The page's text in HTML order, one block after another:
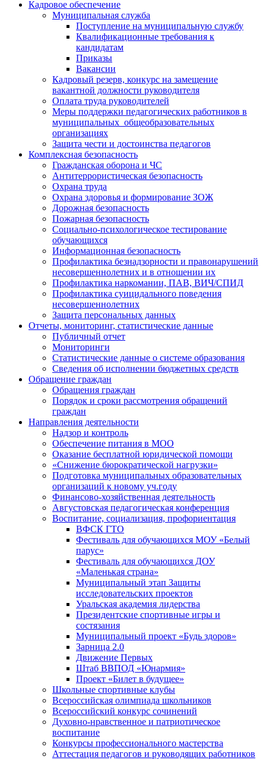
Кадровое обеспечение
Муниципальная служба
Поступление на муниципальную службу
Квалификационные требования к
кандидатам
Приказы
Вакансии
Кадровый резерв, конкурс на замещение
вакантной должности руководителя
Оплата труда руководителей
Меры поддержки педагогических работников в
муниципальных общеобразовательных
организациях
Защита чести и достоинства педагогов
Комплексная безопасность
Гражданская оборона и ЧС
Антитеррористическая безопасность
Охрана труда
Охрана здоровья и формирование ЗОЖ
Дорожная безопасность
Пожарная безопасность
Социально-психологическое тестирование
обучающихся
Информационная безопасность
Профилактика безнадзорности и правонарушений
несовершеннолетних и в отношении их
Профилактика наркомании, ПАВ, ВИЧ/СПИД
Профилактика суицидального поведения
несовершеннолетних
Защита персональных данных
Отчеты, мониторинг, статистические данные
Публичный отчет
Мониторинги
Статистические данные о системе образования
Сведения об исполнении бюджетных средств
Обращение граждан
Обращения граждан
Порядок и сроки рассмотрения обращений
граждан
Направления деятельности
Надзор и контроль
Обеспечение питания в МОО
Оказание бесплатной юридической помощи
«Снижение бюрократической нагрузки»
Подготовка муниципальных образовательных
организаций к новому уч.году
Финансово-хозяйственная деятельность
Августовская педагогическая конференция
Воспитание, социализация, профориентация
ВФСК ГТО
Фестиваль для обучающихся МОУ «Белый
парус»
Фестиваль для обучающихся ДОУ
«Маленькая страна»
Муниципальный этап Защиты
исследовательских проектов
Уральская академия лидерства
Президентские спортивные игры и
состязания
Муниципальный проект «Будь здоров»
Зарница 2.0
Движение Первых
Штаб ВВПОД «Юнармия»
Проект «Билет в будущее»
Школьные спортивные клубы
Всероссийская олимпиада школьников
Всероссийский конкурс сочинений
Духовно-нравственное и патриотическое
воспитание
Конкурсы профессионального мастерства
Аттестация педагогов и руководящих работников